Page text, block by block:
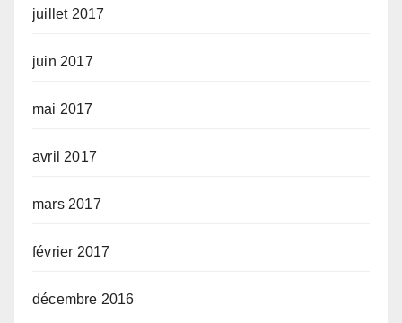
juillet 2017
juin 2017
mai 2017
avril 2017
mars 2017
février 2017
décembre 2016